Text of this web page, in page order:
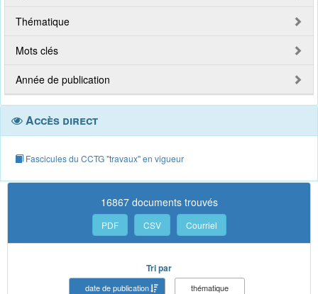
Thématique
Mots clés
Année de publication
Accès direct
Fascicules du CCTG "travaux" en vigueur
16867 documents trouvés
PDF CSV Courriel
Tri par
date de publication
thématique